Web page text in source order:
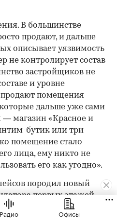
В большинстве
продают, и дальше
описывает уязвимость
не контролирует состав
застройщиков не
и уровне
продают помещения
дальше уже сами
— магазин «Красное и
бутик или три
помещение стало
лица, ему никто не
его как угодно».
породил новый
первых этажей —
Это арендаторы с
и
Радио Офисы